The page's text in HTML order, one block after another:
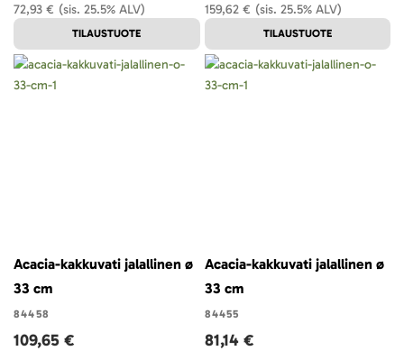
(sis. 25.5% ALV)
72,93 €
TILAUSTUOTE
(sis. 25.5% ALV)
159,62 €
TILAUSTUOTE
Acacia-kakkuvati jalallinen ø
33 cm
84458
109,65 €
Acacia-kakkuvati jalallinen ø
33 cm
84455
81,14 €